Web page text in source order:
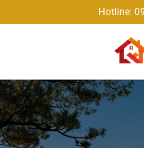
qua
Hotline: